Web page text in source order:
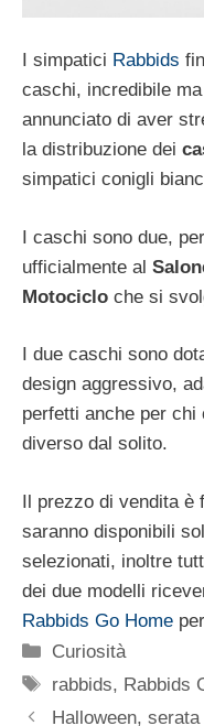
I simpatici Rabbids
caschi, incredibile
annunciato di aver
la distribuzione dei
simpatici conigli
I caschi sono due,
ufficialmente al
Motociclo che si
I due caschi sono
design aggressivo,
perfetti anche per
diverso dal solito.
Il prezzo di vendita è
saranno disponibili
selezionati, inoltre
dei due modelli
Rabbids Go Home
Categorie
Curiosità
Tag
rabbids, Rabbids
Halloween,